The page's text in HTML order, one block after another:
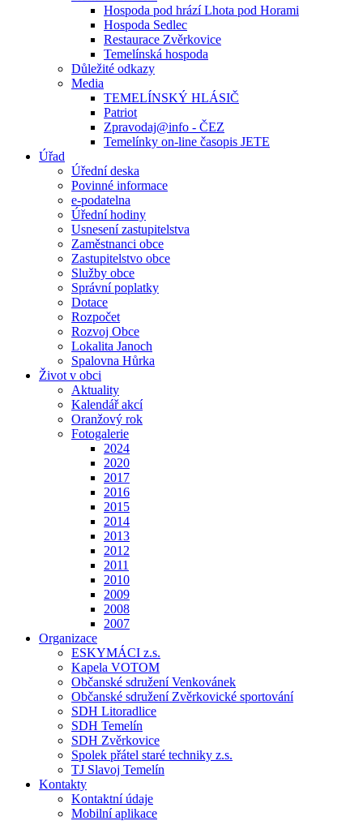
Hospoda pod hrází Lhota pod Horami
Hospoda Sedlec
Restaurace Zvěrkovice
Temelínská hospoda
Důležité odkazy
Media
TEMELÍNSKÝ HLÁSIČ
Patriot
Zpravodaj@info - ČEZ
Temelínky on-line časopis JETE
Úřad
Úřední deska
Povinné informace
e-podatelna
Úřední hodiny
Usnesení zastupitelstva
Zaměstnanci obce
Zastupitelstvo obce
Služby obce
Správní poplatky
Dotace
Rozpočet
Rozvoj Obce
Lokalita Janoch
Spalovna Hůrka
Život v obci
Aktuality
Kalendář akcí
Oranžový rok
Fotogalerie
2024
2020
2017
2016
2015
2014
2013
2012
2011
2010
2009
2008
2007
Organizace
ESKYMÁCI z.s.
Kapela VOTOM
Občanské sdružení Venkovánek
Občanské sdružení Zvěrkovické sportování
SDH Litoradlice
SDH Temelín
SDH Zvěrkovice
Spolek přátel staré techniky z.s.
TJ Slavoj Temelín
Kontakty
Kontaktní údaje
Mobilní aplikace